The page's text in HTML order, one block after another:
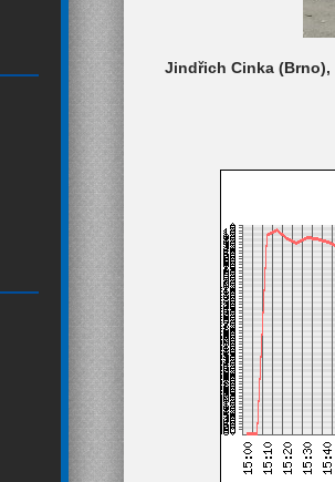
Jindřich Cinka (Brno),